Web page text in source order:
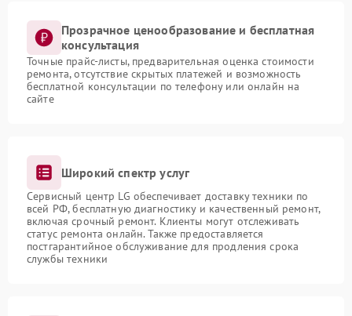
Прозрачное ценообразование и бесплатная
консультация
Точные прайс-листы, предварительная оценка стоимости
ремонта, отсутствие скрытых платежей и возможность
бесплатной консультации по телефону или онлайн на
сайте
Широкий спектр услуг
Сервисный центр LG обеспечивает доставку техники по
всей РФ, бесплатную диагностику и качественный ремонт,
включая срочный ремонт. Клиенты могут отслеживать
статус ремонта онлайн. Также предоставляется
постгарантийное обслуживание для продления срока
службы техники